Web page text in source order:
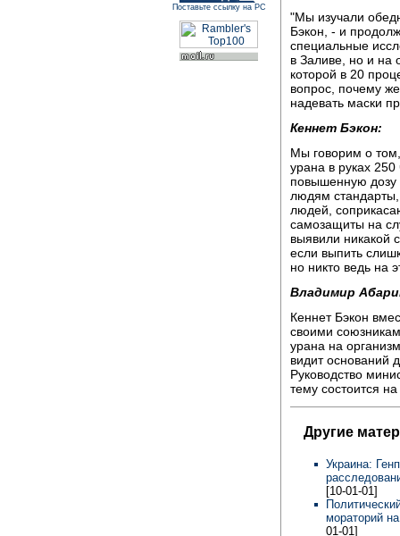
Поставьте ссылку на РС
"Мы изучали
Бэкон, - и
специальные
в Заливе, но и на
которой в 20
вопрос, почему
надевать маски
Кеннет Бэкон:
Мы говорим о том,
урана в руках
повышенную дозу
людям
людей,
самозащиты на
выявили никакой
если выпить
но никто ведь на
Владимир
Кеннет Бэкон
своими
урана на
видит оснований
Руководство
тему состоится
Другие
Украина:
[10-01-01]
мораторий
01-01]